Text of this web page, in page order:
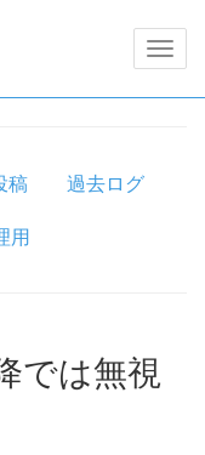
稿
過去ログ
用
では無視